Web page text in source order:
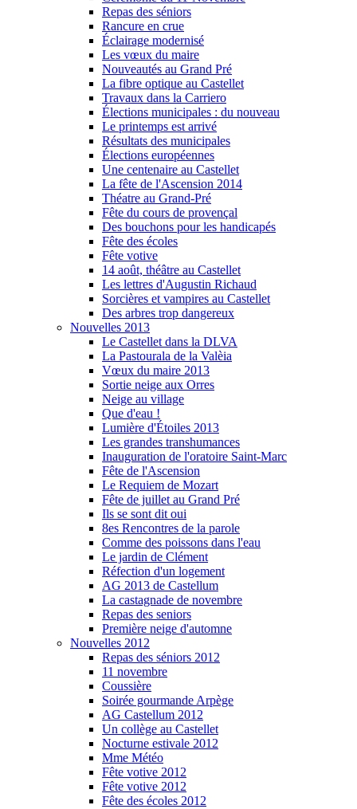
Repas des séniors
Rancure en crue
Éclairage modernisé
Les vœux du maire
Nouveautés au Grand Pré
La fibre optique au Castellet
Travaux dans la Carriero
Élections municipales : du nouveau
Le printemps est arrivé
Résultats des municipales
Élections européennes
Une centenaire au Castellet
La fête de l'Ascension 2014
Théatre au Grand-Pré
Fête du cours de provençal
Des bouchons pour les handicapés
Fête des écoles
Fête votive
14 août, théâtre au Castellet
Les lettres d'Augustin Richaud
Sorcières et vampires au Castellet
Des arbres trop dangereux
Nouvelles 2013
Le Castellet dans la DLVA
La Pastourala de la Valèia
Vœux du maire 2013
Sortie neige aux Orres
Neige au village
Que d'eau !
Lumière d'Étoiles 2013
Les grandes transhumances
Inauguration de l'oratoire Saint-Marc
Fête de l'Ascension
Le Requiem de Mozart
Fête de juillet au Grand Pré
Ils se sont dit oui
8es Rencontres de la parole
Comme des poissons dans l'eau
Le jardin de Clément
Réfection d'un logement
AG 2013 de Castellum
La castagnade de novembre
Repas des seniors
Première neige d'automne
Nouvelles 2012
Repas des séniors 2012
11 novembre
Coussière
Soirée gourmande Arpège
AG Castellum 2012
Un collège au Castellet
Nocturne estivale 2012
Mme Météo
Fête votive 2012
Fête votive 2012
Fête des écoles 2012